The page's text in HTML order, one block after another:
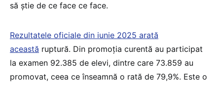
să știe de ce face ce face.
Rezultatele oficiale din iunie 2025 arată
această ruptură. Din promoția curentă au participat
la examen 92.385 de elevi, dintre care 73.859 au
promovat, ceea ce înseamnă o rată de 79,9%. Este o